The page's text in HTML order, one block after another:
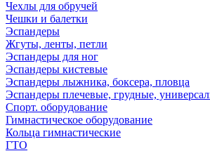
Чехлы для обручей
Чешки и балетки
Эспандеры
Жгуты, ленты, петли
Эспандеры для ног
Эспандеры кистевые
Эспандеры лыжника, боксера, пловца
Эспандеры плечевые, грудные,
Спорт. оборудование
Гимнастическое оборудование
Кольца гимнастические
ГТО